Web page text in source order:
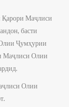
Қарори Маҷлиси
басти
Ҷумҳурии
Маҷлиси Олии
Олии